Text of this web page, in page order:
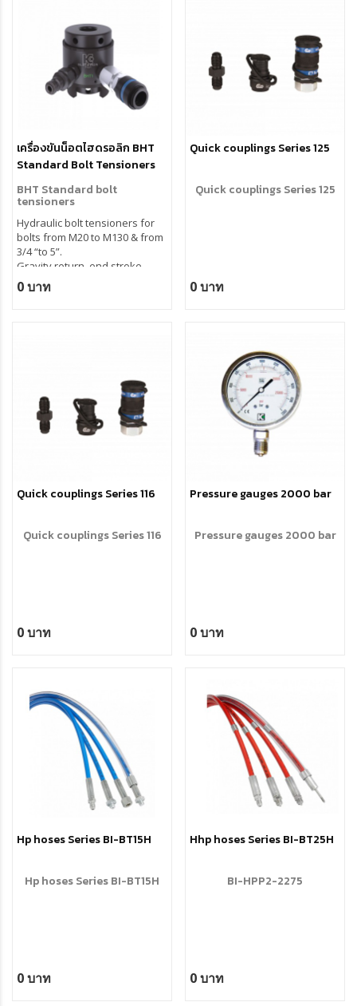
oversized nuts
เครื่องขันน็อตไฮดรอลิก BHT
Standard Bolt Tensioners
BHT Standard bolt
tensioners
Hydraulic bolt tensioners for
bolts from M20 to M130 & from
3/4 “to 5”.
Gravity return, end stroke
indicator, guided piston.
Maximum reliability and extra
0 บาท
Quick couplings Series 125
Quick couplings Series 125
0 บาท
Quick couplings Series 116
Quick couplings Series 116
0 บาท
Pressure gauges 2000 bar
Pressure gauges 2000 bar
0 บาท
Hp hoses Series BI-BT15H
Hp hoses Series BI-BT15H
0 บาท
Hhp hoses Series BI-BT25H
BI-HPP2-2275
0 บาท